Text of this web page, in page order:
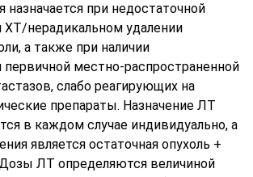
назначается при недостаточной
нерадикальном удалении
а также при наличии
первичной местно-распространенной
слабо реагирующих на
препараты. Назначение ЛТ
в каждом случае индивидуально, а
является остаточная опухоль +
ЛТ определяются величиной